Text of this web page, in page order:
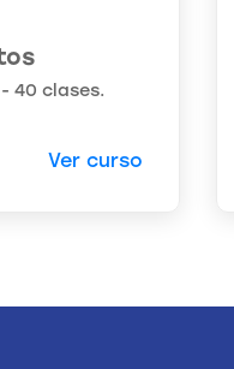
40 clases.
Ver curso